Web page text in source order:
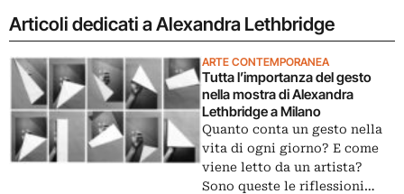
Articoli dedicati a Alexandra Lethbridge
ARTE CONTEMPORANEA
Tutta l’importanza del gesto
nella mostra di Alexandra
Lethbridge a Milano
Quanto conta un gesto nella
vita di ogni giorno? E come
viene letto da un artista?
Sono queste le riflessioni…